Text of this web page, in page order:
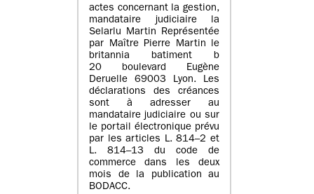
actes concernant la gestion,
mandataire judiciaire la
Selarlu Martin Représentée
par Maître Pierre Martin le
britannia batiment b
20 boulevard Eugène
Deruelle 69003 Lyon. Les
déclarations des créances
sont à adresser au
mandataire judiciaire ou sur
le portail électronique prévu
par les articles L. 814–2 et
L. 814–13 du code de
commerce dans les deux
mois de la publication au
BODACC.